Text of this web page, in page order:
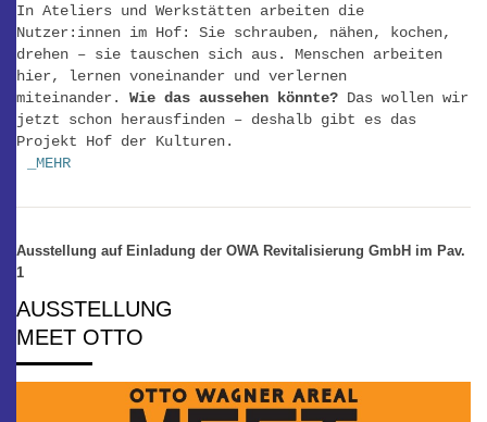
In Ateliers und Werkstätten arbeiten die
Nutzer:innen im Hof: Sie schrauben, nähen, kochen,
drehen – sie tauschen sich aus. Menschen arbeiten
hier, lernen voneinander und verlernen
miteinander. Wie das aussehen könnte? Das wollen wir
jetzt schon herausfinden – deshalb gibt es das
Projekt Hof der Kulturen.
_MEHR
Ausstellung auf Einladung der OWA Revitalisierung GmbH im Pav.
1
AUSSTELLUNG
MEET OTTO